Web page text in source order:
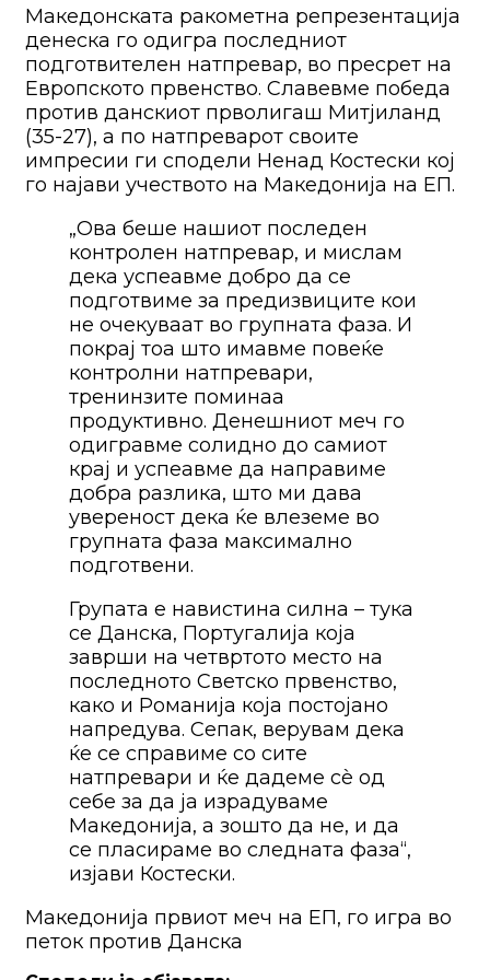
Македонската ракометна репрезентација
денеска го одигра последниот
подготвителен натпревар, во пресрет на
Европското првенство. Славевме победа
против данскиот прволигаш Митјиланд
(35-27), а по натпреварот своите
импресии ги сподели Ненад Костески кој
го најави учеството на Македонија на ЕП.
„Ова беше нашиот последен
контролен натпревар, и мислам
дека успеавме добро да се
подготвиме за предизвиците кои
не очекуваат во групната фаза. И
покрај тоа што имавме повеќе
контролни натпревари,
тренинзите поминаа
продуктивно. Денешниот меч го
одигравме солидно до самиот
крај и успеавме да направиме
добра разлика, што ми дава
увереност дека ќе влеземе во
групната фаза максимално
подготвени.
Групата е навистина силна – тука
се Данска, Португалија која
заврши на четвртото место на
последното Светско првенство,
како и Романија која постојано
напредува. Сепак, верувам дека
ќе се справиме со сите
натпревари и ќе дадеме сè од
себе за да ја израдуваме
Македонија, а зошто да не, и да
се пласираме во следната фаза“,
изјави Костески.
Македонија првиот меч на ЕП, го игра во
петок против Данска